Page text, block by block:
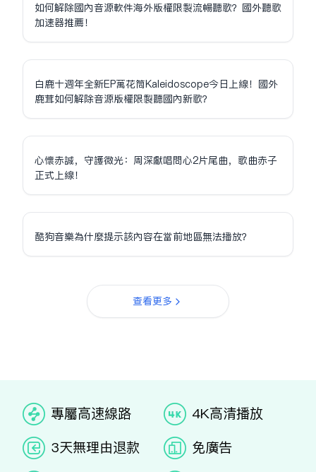
如何解除國內音源軟件海外版權限制流暢聽歌？國外聽歌
加速器推薦！
白鹿十週年全新EP萬花筒Kaleidoscope今日上線！國外
鹿茸如何解除音源版權限制聽國內新歌？
心懷赤誠，守護微光：周深獻唱問心2片尾曲，歌曲赤子
正式上線！
酷狗音樂為什麼提示該內容在當前地區無法播放？
查看更多
专属高速线路
4K高清播放
3天无理由退款
免广告